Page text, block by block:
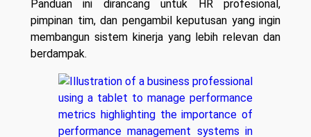
Panduan ini dirancang untuk HR profesional,
pimpinan tim, dan pengambil keputusan yang ingin
membangun sistem kinerja yang lebih relevan dan
berdampak.